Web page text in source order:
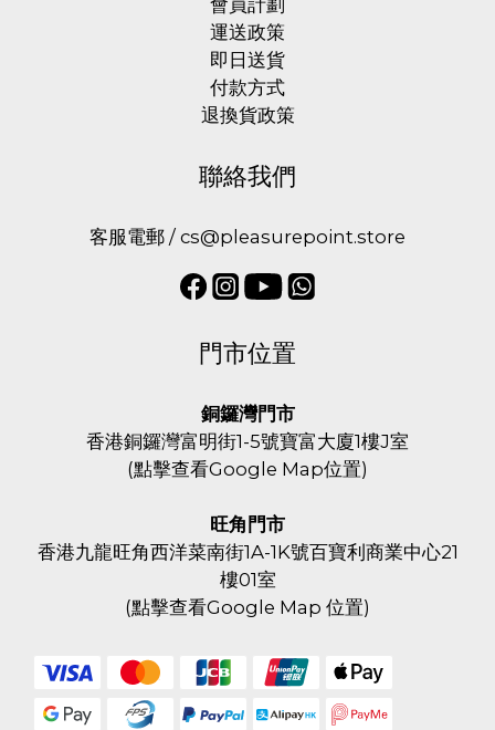
會員計劃
運送政策
即日送貨
付款方式
退換貨政策
聯絡我們
客服電郵 / cs@pleasurepoint.store
門市位置
銅鑼灣門市
香港銅鑼灣富明街1-5號寶富大廈1樓J室
(點擊查看Google Map位置)
旺角門市
香港九龍旺角西洋菜南街1A-1K號百寶利商業中心21
樓01室
(點擊查看Google Map 位置)